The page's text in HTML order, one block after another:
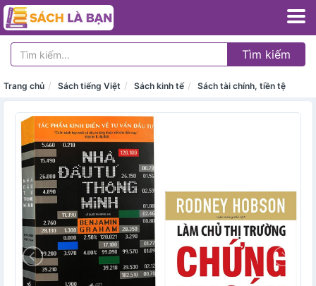
Tìm kiếm
Trang chủ Sách tiếng Việt Sách kinh tế Sách tài chính, tiền tệ